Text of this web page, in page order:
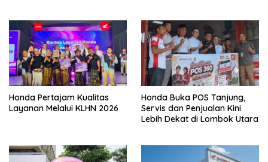
Honda Pertajam Kualitas
Layanan Melalui KLHN 2026
Honda Buka POS Tanjung,
Servis dan Penjualan Kini
Lebih Dekat di Lombok Utara